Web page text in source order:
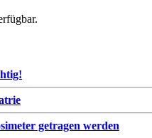
getragen werden